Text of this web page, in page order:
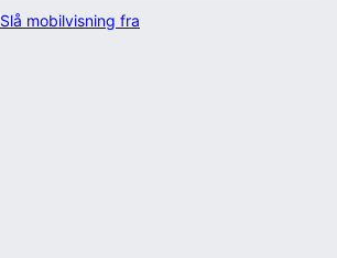
Slå mobilvisning fra